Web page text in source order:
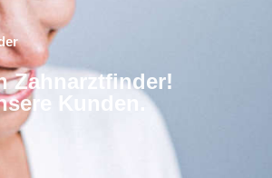
Zahnarztfinder!
Kunden.